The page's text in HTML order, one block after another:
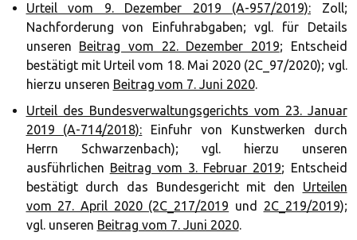
Urteil vom 9. Dezember 2019 (A-957/2019): Zoll;
Nachforderung von Einfuhrabgaben; vgl. für Details
unseren Beitrag vom 22. Dezember 2019; Entscheid
bestätigt mit Urteil vom 18. Mai 2020 (2C_97/2020); vgl.
hierzu unseren Beitrag vom 7. Juni 2020.
Urteil des Bundesverwaltungsgerichts vom 23. Januar
2019 (A-714/2018): Einfuhr von Kunstwerken durch
Herrn Schwarzenbach); vgl. hierzu unseren
ausführlichen Beitrag vom 3. Februar 2019; Entscheid
bestätigt durch das Bundesgericht mit den Urteilen
vom 27. April 2020 (2C_217/2019 und 2C_219/2019);
vgl. unseren Beitrag vom 7. Juni 2020.